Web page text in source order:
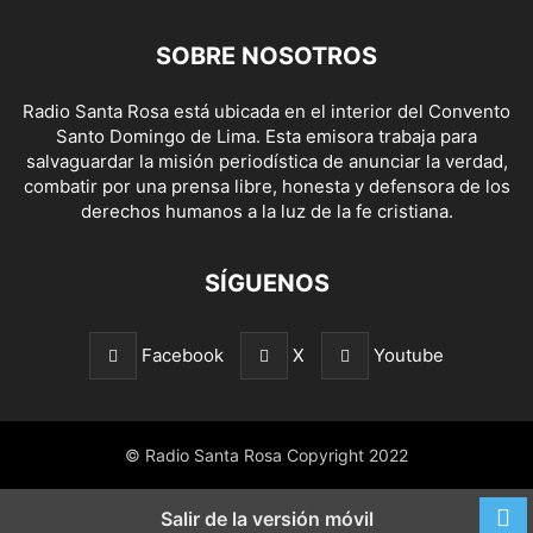
SOBRE NOSOTROS
Radio Santa Rosa está ubicada en el interior del Convento
Santo Domingo de Lima. Esta emisora trabaja para
salvaguardar la misión periodística de anunciar la verdad,
combatir por una prensa libre, honesta y defensora de los
derechos humanos a la luz de la fe cristiana.
SÍGUENOS
Facebook X Youtube
© Radio Santa Rosa Copyright 2022
Salir de la versión móvil